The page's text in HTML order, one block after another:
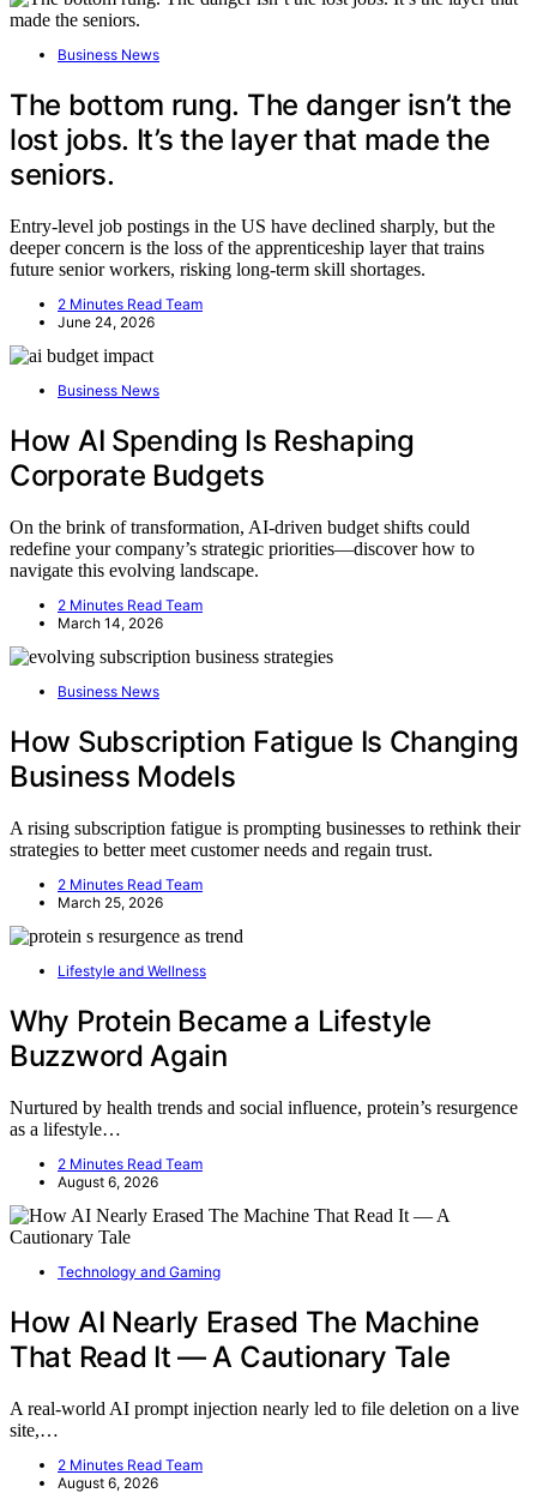
Business News
The bottom rung. The danger isn’t the
lost jobs. It’s the layer that made the
seniors.
Entry-level job postings in the US have declined sharply, but the
deeper concern is the loss of the apprenticeship layer that trains
future senior workers, risking long-term skill shortages.
2 Minutes Read Team
June 24, 2026
Business News
How AI Spending Is Reshaping
Corporate Budgets
On the brink of transformation, AI-driven budget shifts could
redefine your company’s strategic priorities—discover how to
navigate this evolving landscape.
2 Minutes Read Team
March 14, 2026
Business News
How Subscription Fatigue Is Changing
Business Models
A rising subscription fatigue is prompting businesses to rethink their
strategies to better meet customer needs and regain trust.
2 Minutes Read Team
March 25, 2026
Lifestyle and Wellness
Why Protein Became a Lifestyle
Buzzword Again
Nurtured by health trends and social influence, protein’s resurgence
as a lifestyle…
2 Minutes Read Team
August 6, 2026
Technology and Gaming
How AI Nearly Erased The Machine
That Read It — A Cautionary Tale
A real-world AI prompt injection nearly led to file deletion on a live
site,…
2 Minutes Read Team
August 6, 2026